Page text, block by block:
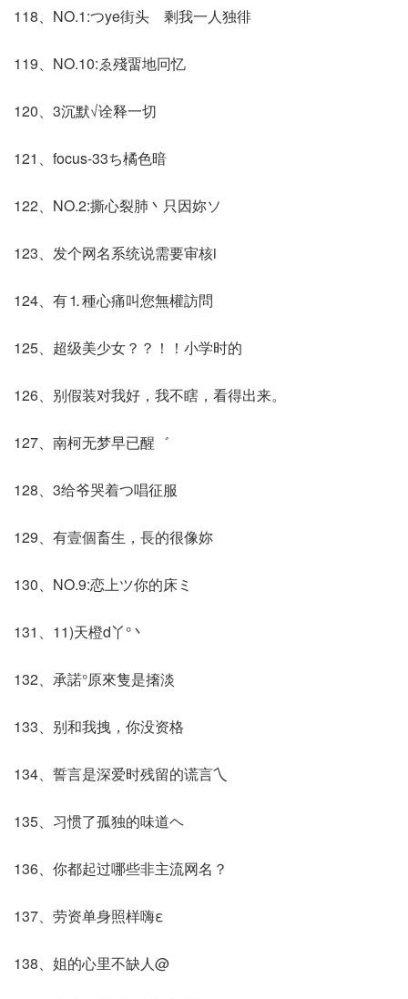
118、NO.1:つye街头ゞ剩我一人独徘
119、NO.10:ゑ殘畱地冋忆
120、3沉默√诠释一切
121、focus-33ち橘色暗
122、NO.2:撕心裂肺丶只因妳ソ
123、发个网名系统说需要审核i
124、有⒈種心痛叫您無權訪問
125、超级美少女？？！！小学时的
126、别假装对我好，我不瞎，看得出来。
127、南柯无梦早已醒゛
128、3给爷哭着つ唱征服
129、有壹個畜生，長的很像妳
130、NO.9:恋上ツ你的床ミ
131、11)天橙d丫°丶
132、承諾°原來隻是撦淡
133、别和我拽，你没资格
134、誓言是深爱时残留的谎言乀
135、习惯了孤独的味道ヘ
136、你都起过哪些非主流网名？
137、劳资单身照样嗨ε
138、姐的心里不缺人@